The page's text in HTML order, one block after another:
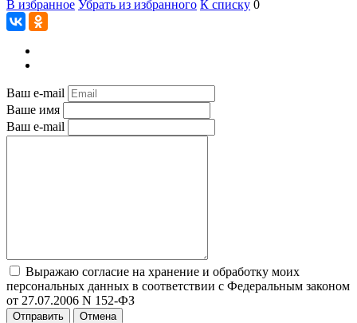
В избранное Убрать из избранного К списку 0
Ваш e-mail
Ваше имя
Ваш e-mail
Выражаю согласие на хранение и обработку моих
персональных данных в соответствии с Федеральным законом
от 27.07.2006 N 152-ФЗ
Отправить Отмена